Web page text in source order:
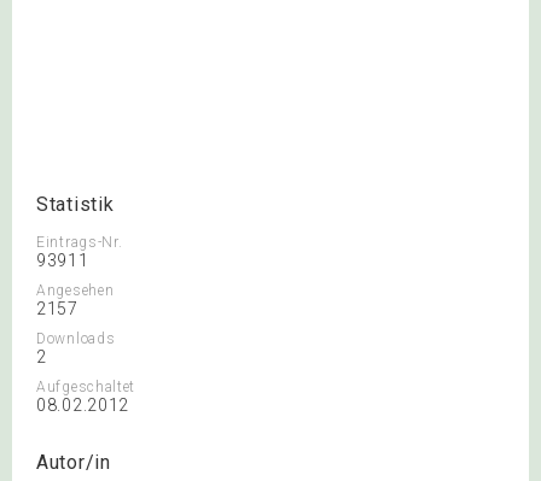
Statistik
Eintrags-Nr.
93911
Angesehen
2157
Downloads
2
Aufgeschaltet
08.02.2012
Autor/in